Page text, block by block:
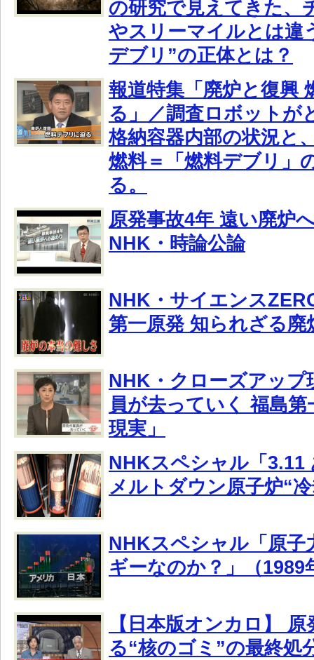
の研究で見えてきた、
やスリーマイルとは違
デブリ”の正体とは？
報道特集「廃炉と復興
る」／調査ロボットが
格納容器内部の状況と
燃料＝「燃料デブリ」
る。
原発事故4年 遠い廃炉
NHK・時論公論
NHK・サイエンス
第一原発 知られざる廃
NHK・クローズアップ
員が去っていく 福島第
現実」
NHKスペシャル「3.11
メルトダウン原子炉“
NHKスペシャル「原子
ギーなのか？」（1989
【日本版オンカロ】
る“核のゴミ”の最終処